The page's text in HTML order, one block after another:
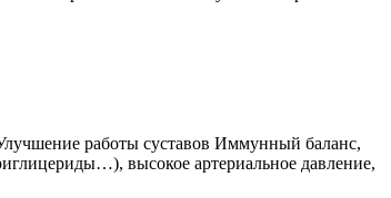
работы суставов Иммунный баланс,
высокое артериальное давление,